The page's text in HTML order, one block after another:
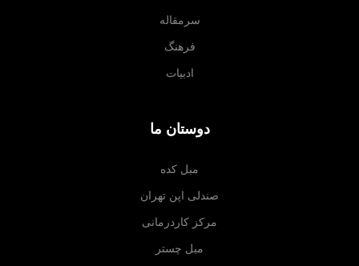
سرمقاله
فرهنگ
ادبیات
دوستان ما
مبل کده
صندلی اپن تهران
مرکز کاردرمانی
مبل چستر